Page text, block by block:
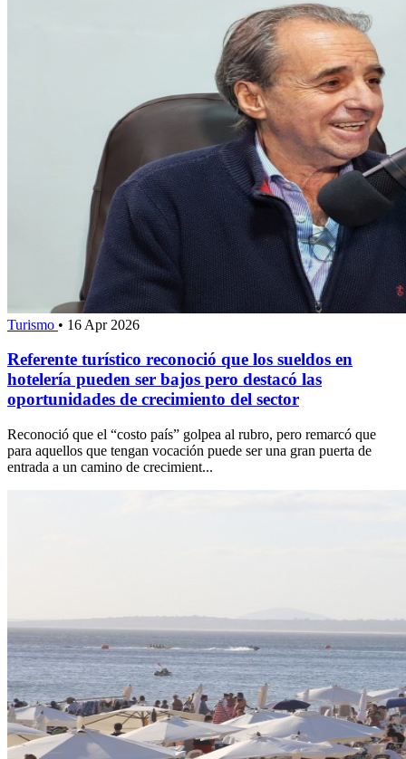
Turismo • 16 Apr 2026
Referente turístico reconoció que los sueldos en
hotelería pueden ser bajos pero destacó las
oportunidades de crecimiento del sector
Reconoció que el “costo país” golpea al rubro, pero remarcó que
para aquellos que tengan vocación puede ser una gran puerta de
entrada a un camino de crecimient...